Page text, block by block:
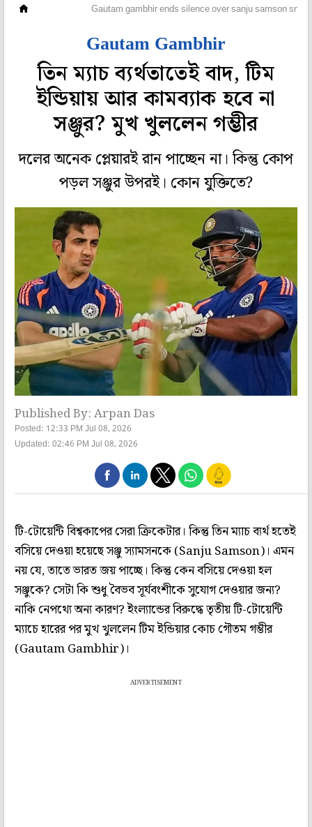
Gautam gambhir ends silence over sanju samson snub
Gautam Gambhir
তিন ম্যাচ ব্যর্থতাতেই বাদ, টিম
ইন্ডিয়ায় আর কামব্যাক হবে না
সঞ্জুর? মুখ খুললেন গম্ভীর
দলের অনেক প্লেয়ারই রান পাচ্ছেন না। কিন্তু কোপ
পড়ল সঞ্জুর উপরই। কোন যুক্তিতে?
Published By: Arpan Das
Posted: 12:33 PM Jul 08, 2026
Updated: 02:46 PM Jul 08, 2026
টি-টোয়েন্টি বিশ্বকাপের সেরা ক্রিকেটার। কিন্তু তিন ম্যাচ ব্যর্থ হতেই
বসিয়ে দেওয়া হয়েছে সঞ্জু স্যামসনকে (Sanju Samson)। এমন
নয় যে, তাতে ভারত জয় পাচ্ছে। কিন্তু কেন বসিয়ে দেওয়া হল
সঞ্জুকে? সেটা কি শুধু বৈভব সূর্যবংশীকে সুযোগ দেওয়ার জন্য?
নাকি নেপথ্যে অন্য কারণ? ইংল্যান্ডের বিরুদ্ধে তৃতীয় টি-টোয়েন্টি
ম্যাচে হারের পর মুখ খুললেন টিম ইন্ডিয়ার কোচ গৌতম গম্ভীর
(Gautam Gambhir)।
ADVERTISEMENT